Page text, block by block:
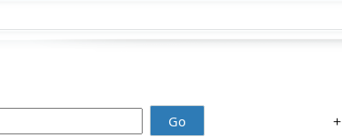
Go ＋